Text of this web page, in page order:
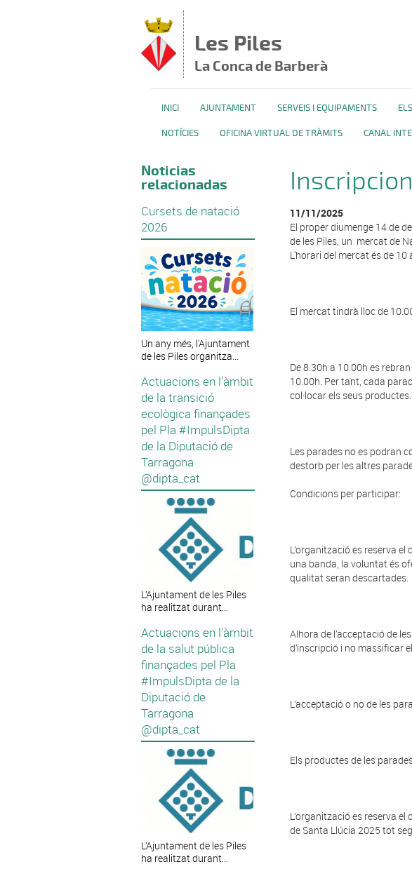
Les Piles
La Conca de Barberà
INICI AJUNTAMENT SERVEIS I EQUIPAMENTS
NOTÍCIES OFICINA VIRTUAL DE TRÀMITS CANAL
Noticias
relacionadas
Cursets de natació
2026
Un any més, l'Ajuntament
de les Piles organitza...
Actuacions en l’àmbit
de la transició
ecològica finançades
pel Pla #ImpulsDipta
de la Diputació de
Tarragona
@dipta_cat
L’Ajuntament de les Piles
ha realitzat durant...
Actuacions en l’àmbit
de la salut pública
finançades pel Pla
#ImpulsDipta de la
Diputació de
Tarragona
@dipta_cat
L’Ajuntament de les Piles
ha realitzat durant...
11/11/2025
El properdiumenge 14 de
de les Piles, un mercat de
L'horari del mercat és de
El mercat tindrà lloc de
De 8.30h a 10.00h es
10.00h. Per tant, cada
col·locar els seus productes.
Les parades no es podran
destorb per les altres
Condicions per participar:
L’organització es reserva
una banda, la voluntat és
qualitat seran descartades.
Alhora de l’acceptació de
d’inscripció i no massificar
L’acceptació o no de les
Els productes de les
L’organització es reserva
de Santa Llúcia 2025 tot